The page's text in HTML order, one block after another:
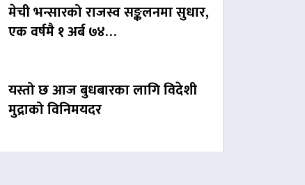
मेची भन्सारको राजस्व सङ्कलनमा सुधार,
एक वर्षमै १ अर्ब ७४…
यस्तो छ आज बुधबारका लागि विदेशी
मुद्राको विनिमयदर